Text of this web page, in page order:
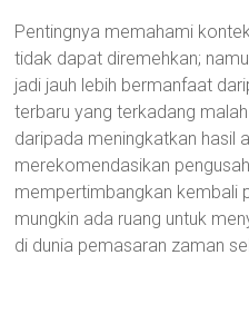
Pentingnya memahami
tidak dapat diremehkan;
jadi jauh lebih bermanfaat
terbaru yang terkadang
daripada meningkatkan hasil
merekomendasikan
mempertimbangkan kembali
mungkin ada ruang untuk
di dunia pemasaran zaman